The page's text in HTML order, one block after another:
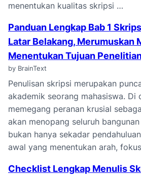
menentukan kualitas skripsi …
Panduan Lengkap Bab 1
Latar Belakang, Merumuskan
Menentukan Tujuan
by BrainText
Penulisan skripsi merupakan
akademik seorang mahasiswa. Di
memegang peranan krusial
akan menopang seluruh
bukan hanya sekadar
awal yang menentukan arah,
Checklist Lengkap Menulis